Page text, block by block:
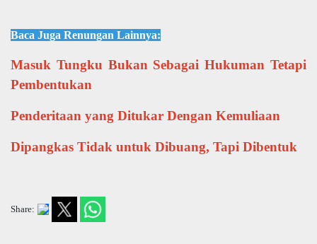
Baca Juga Renungan Lainnya:
Masuk Tungku Bukan Sebagai Hukuman Tetapi
Pembentukan
Penderitaan yang Ditukar Dengan Kemuliaan
Dipangkas Tidak untuk Dibuang, Tapi Dibentuk
Share: